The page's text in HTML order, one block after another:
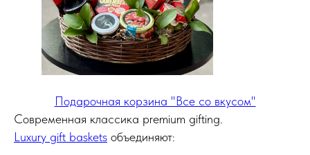
Подарочная корзина "Все со вкусом"
Современная классика premium gifting.
Luxury gift baskets объединяют: